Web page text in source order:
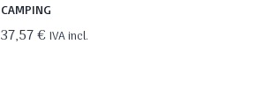
CAMPING
37,57€IVA incl.